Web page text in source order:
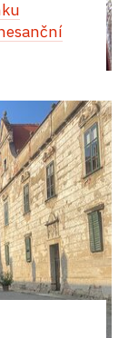
Hradozámecké
uchvátí
v nádherných
nádvoří si
pizzu,
nápoje.
jiné epochy.
svíček
hudby. Projděte
nechte se
kouzlem
završí